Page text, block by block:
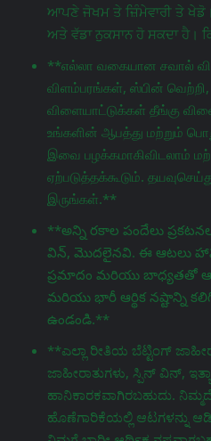
ਆਪਣੇ ਜੋਖਮ ਤੇ ਜ਼ਿੰਮੇਵਾਰੀ ਤੇ
ਅਤੇ ਵੱਡਾ ਨੁਕਸਾਨ ਹੋ ਸਕਦਾ ਹੈ।
**எல்லா வகையான சவால்
விளம்பரங்கள், ஸ்பின்
விளையாட்டுக்கள் தீங்கு
உங்களின் ஆபத்து மற்றும்
இவை பழக்கமாகிவிடலாம்
ஏற்படுத்தக்கூடும்.
இருங்கள்.**
**అన్ని రకాల పందేలు
విన్, మొదలైనవి. ఈ ఆటలు
ప్రమాదం మరియు బాధ్యతతో
మరియు భారీ ఆర్థిక నష్టాన్ని
ఉండండి.**
**ಎಲ್ಲಾ ರೀತಿಯ ಬೆಟ್ಟಿಂಗ್
ಜಾಹೀರಾತುಗಳು, ಸ್ಪಿನ್ ವಿನ್,
ಹಾನಿಕಾರಕವಾಗಿರಬಹುದು.
ಹೊಣೆಗಾರಿಕೆಯಲ್ಲಿ ಆಟಗಳನ್ನು